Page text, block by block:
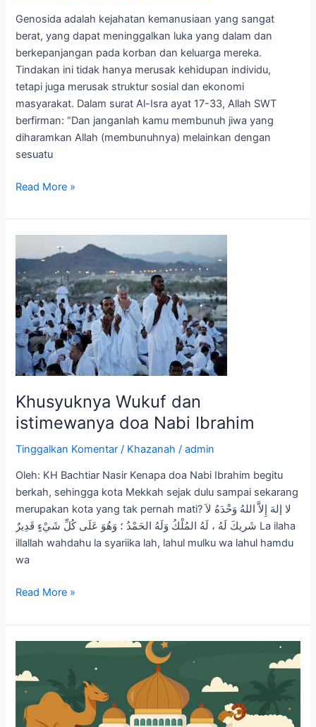
Genosida adalah kejahatan kemanusiaan yang sangat
berat, yang dapat meninggalkan luka yang dalam dan
berkepanjangan pada korban dan keluarga mereka.
Tindakan ini tidak hanya merusak kehidupan individu,
tetapi juga merusak struktur sosial dan ekonomi
masyarakat. Dalam surat Al-Isra ayat 17-33, Allah SWT
berfirman: “Dan janganlah kamu membunuh jiwa yang
diharamkan Allah (membunuhnya) melainkan dengan
sesuatu
Read More »
Khusyuknya Wukuf dan
istimewanya doa Nabi Ibrahim
Tinggalkan Komentar / Khazanah /admin
Oleh: KH Bachtiar Nasir Kenapa doa Nabi Ibrahim begitu
berkah, sehingga kota Mekkah sejak dulu sampai sekarang
merupakan kota yang tak pernah mati? لا إلهَ إِلاَّ اللهُ وَحْدَهُ لاَ
شَريكَ لَهُ ، لَهُ المُلْكُ وَلَهُ الحَمْدُ ؛ وَهُوَ عَلَى كُلِّ شَيْءٍ قَدِيرٌ La ilaha
illallah wahdahu la syariika lah, lahul mulku wa lahul hamdu
wa
Wukuf
dan
istimewanya
doa
Nabi
Ibrahim
Read More »
KEIMANAN
DAN
KEPEDULIAN